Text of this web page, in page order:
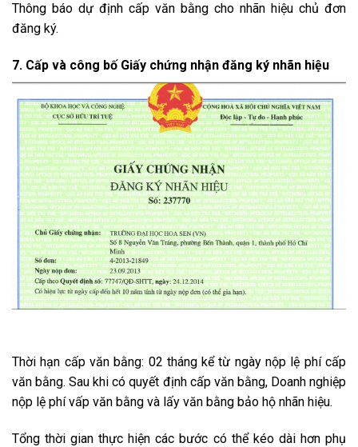
Thông báo dự định cấp văn bằng cho nhãn hiệu chủ đơn
đăng ký.
7. Cấp và công bố Giấy chứng nhận đăng ký nhãn hiệu
Thời hạn cấp văn bằng: 02 tháng kể từ ngày nộp lệ phí cấp
văn bằng. Sau khi có quyết định cấp văn bằng, Doanh nghiệp
nộp lệ phí vấp văn bằng và lấy văn bằng bảo hộ nhãn hiệu.
Tổng thời gian thực hiện các bước có thể kéo dài hơn phụ